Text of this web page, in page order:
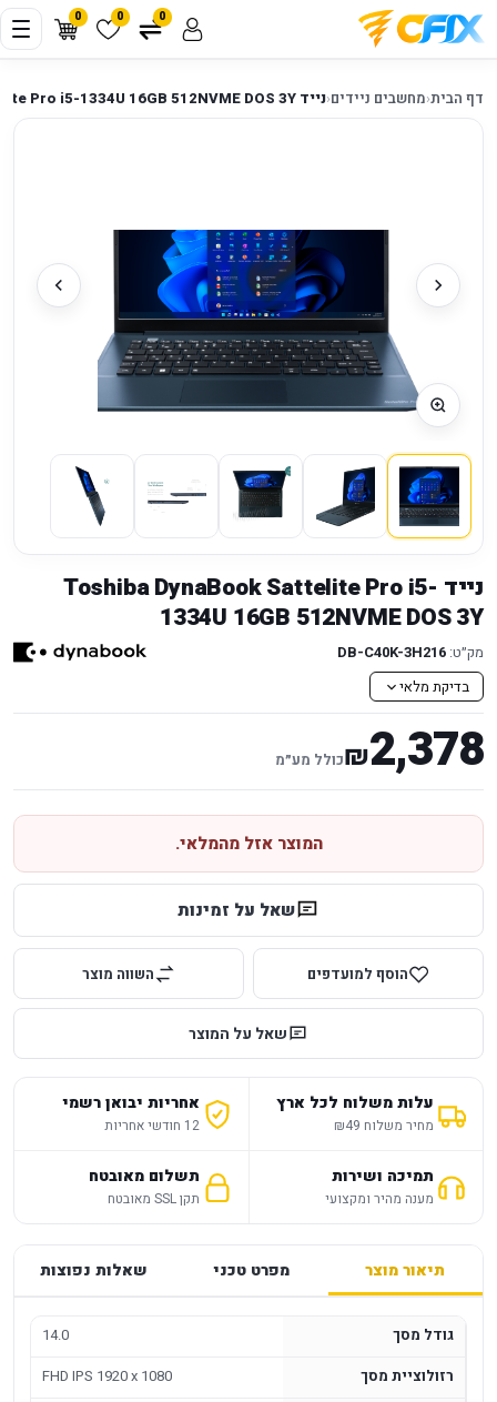
0 0 0
דף הבית‹מחשבים ניידים‹נייד Toshiba DynaBook Sattelite Pro i5-1334U 16GB 512NVME DOS 3Y
נייד Toshiba DynaBook Sattelite Pro i5-
1334U 16GB 512NVME DOS 3Y
מק״ט: DB-C40K-3H216
בדיקת מלאי
2,378
₪כולל מע״מ
המוצר אזל מהמלאי.
שאל על זמינות
הוסף למועדפים השווה מוצר
שאל על המוצר
עלות משלוח לכל ארץ
מחיר משלוח ₪49
אחריות יבואן רשמי
12 חודשי אחריות
תמיכה ושירות
מענה מהיר ומקצועי
תשלום מאובטח
תקן SSL מאובטח
תיאור מוצר מפרט טכני שאלות נפוצות
גודל מסך
14.0
רזולוציית מסך
FHD IPS 1920 x 1080